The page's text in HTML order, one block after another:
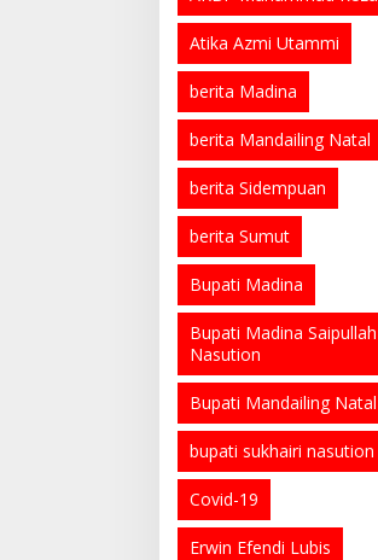
Atika Azmi Utammi
berita Madina
berita Mandailing Natal
berita Sidempuan
berita Sumut
Bupati Madina
Bupati Madina Saipullah
Nasution
Bupati Mandailing Natal
bupati sukhairi nasution
Covid-19
Erwin Efendi Lubis